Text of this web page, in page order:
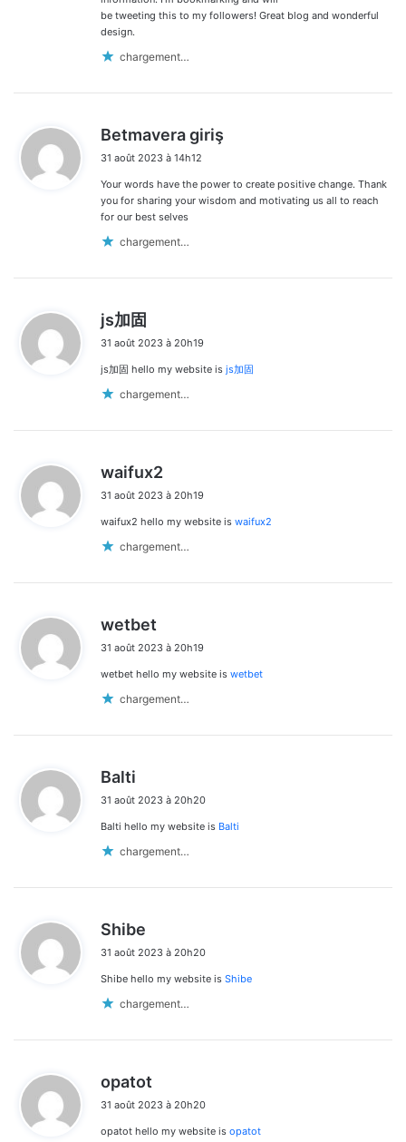
be tweeting this to my followers! Great blog and wonderful
design.
chargement…
Betmavera giriş
:
31 août 2023 à 14h12
Your words have the power to create positive change. Thank
you for sharing your wisdom and motivating us all to reach
for our best selves
chargement…
js加固
t
31 août 2023 à 20h19
js加固 hello my website is js加固
chargement…
waifux2
t
31 août 2023 à 20h19
waifux2 hello my website is waifux2
chargement…
wetbet
t
31 août 2023 à 20h19
wetbet hello my website is wetbet
chargement…
Balti
t
31 août 2023 à 20h20
Balti hello my website is Balti
chargement…
Shibe
t
31 août 2023 à 20h20
Shibe hello my website is Shibe
chargement…
opatot
t
31 août 2023 à 20h20
opatot hello my website is opatot